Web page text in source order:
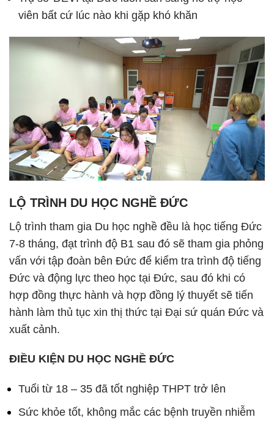
viên bất cứ lúc nào khi gặp khó khăn
LỘ TRÌNH DU HỌC NGHỀ ĐỨC
Lộ trình tham gia Du học nghề đều là học tiếng Đức
7-8 tháng, đạt trình độ B1 sau đó sẽ tham gia phỏng
vấn với tập đoàn bên Đức để kiểm tra trình độ tiếng
Đức và động lực theo học tại Đức, sau đó khi có
hợp đồng thực hành và hợp đồng lý thuyết sẽ tiến
hành làm thủ tục xin thị thức tại Đại sứ quán Đức và
xuất cảnh.
ĐIỀU KIỆN DU HỌC NGHỀ ĐỨC
Tuổi từ 18 – 35 đã tốt nghiệp THPT trở lên
Sức khỏe tốt, không mắc các bệnh truyền nhiễm